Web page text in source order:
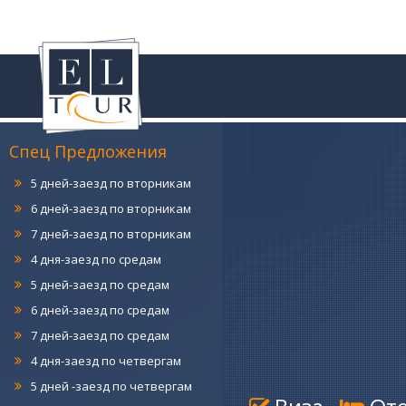
Спец Предложения
4 дня-заезд по понедельникам
5 дней-заезд по понедельникам
6 дней-заезд по понедельникам
7 дней-заезд по понедельникам
4 дня-заезд по вторникам
5 дней-заезд по вторникам
6 дней-заезд по вторникам
7 дней-заезд по вторникам
4 дня-заезд по средам
5 дней-заезд по средам
6 дней-заезд по средам
7 дней-заезд по средам
4 дня-заезд по четвергам
5 дней -заезд по четвергам
6 дней-заезд по четвергам